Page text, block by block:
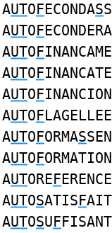
AUTOFECONDAS
AUTOFECONDERA
AUTOFINANCAME
AUTOFINANCATE
AUTOFINANCION
AUTOFLAGELLEE
AUTOFORMAS
AUTOFORMATION
AUTOREFERENCE
AUTOSATISF
AUTOSUF